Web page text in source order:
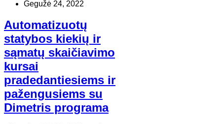
Gegužė 24, 2022
Automatizuotų
statybos kiekių ir
sąmatų skaičiavimo
kursai
pradedantiesiems ir
pažengusiems su
Dimetris programa